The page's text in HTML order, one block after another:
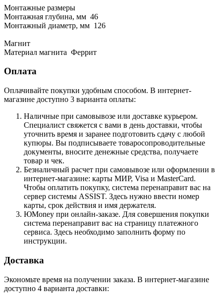
Монтажные размеры
Монтажная глубина, мм 46
Монтажный диаметр, мм 126
Магнит
Материал магнита Феррит
Оплата
Оплачивайте покупки удобным способом. В интернет-
магазине доступно 3 варианта оплаты:
Наличные при самовывозе или доставке курьером.
Специалист свяжется с вами в день доставки, чтобы
уточнить время и заранее подготовить сдачу с любой
купюры. Вы подписываете товаросопроводительные
документы, вносите денежные средства, получаете
товар и чек.
Безналичный расчет при самовывозе или оформлении в
интернет-магазине: карты МИР, Visa и MasterCard.
Чтобы оплатить покупку, система перенаправит вас на
сервер системы ASSIST. Здесь нужно ввести номер
карты, срок действия и имя держателя.
ЮMoney при онлайн-заказе. Для совершения покупки
система перенаправит вас на страницу платежного
сервиса. Здесь необходимо заполнить форму по
инструкции.
Доставка
Экономьте время на получении заказа. В интернет-магазине
доступно 4 варианта доставки: